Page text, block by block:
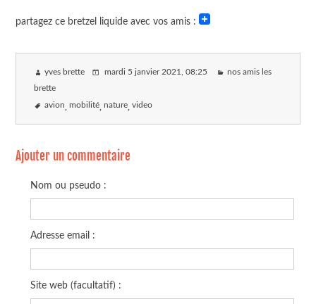
partagez ce bretzel liquide avec vos amis :
yves brette mardi 5 janvier 2021 , 08:25 nos amis les
brette
avion mobilité nature video
Ajouter un commentaire
Nom ou pseudo :
Adresse email :
Site web (facultatif) :